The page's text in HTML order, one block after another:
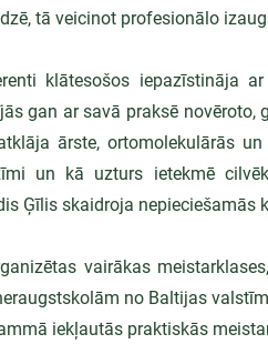
tā veicinot profesionālo
klātesošos iepazīstināja
gan ar savā praksē
ārste, ortomolekulārās
un kā uzturs ietekmē
Ģīlis skaidroja
vairākas
no Baltijas
iekļautās praktiskās